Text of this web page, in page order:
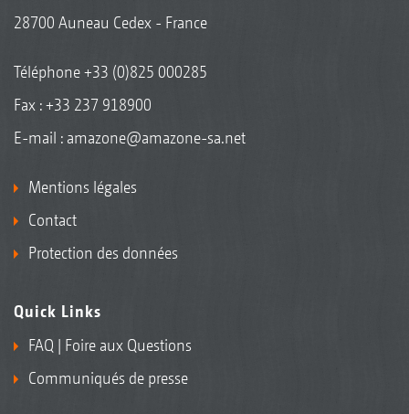
28700 Auneau Cedex - France
Téléphone+33 (0)825 000285
Fax : +33 237 918900
E-mail : amazone@amazone-sa.net
Mentions légales
Contact
Protection des données
Quick Links
FAQ | Foire aux Questions
Communiqués de presse